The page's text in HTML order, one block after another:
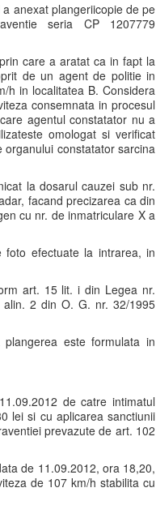
anexat plangeriicopie de pe
seria CP 1207779
care a aratat ca in fapt la
de un agent de politie in
h in localitatea B. Considera
consemnata in procesul
agentul constatator nu a
omologat si verificat
constatator sarcina
la dosarul cauzei sub nr.
facand precizarea ca din
cu nr. de inmatriculare X a
efectuate la intrarea, in
art. 15 lit. i din Legea nr.
2 din O. G. nr. 32/1995
este formulata in
de catre intimatul
lei si cu aplicarea sanctiunii
prevazute de art. 102
de 11.09.2012, ora 18,20,
de 107 km/h stabilita cu